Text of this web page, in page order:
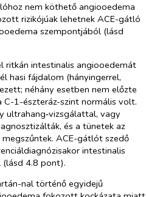
nem köthető angiooedema
rizikójúak lehetnek ACE-gátló
szempontjából (lásd
ritkán intestinalis angiooedemát
hasi fájdalom (hányingerrel,
néhány esetben nem előzte
C-1-észteráz-szint normális volt.
ultrahang‑vizsgálattal, vagy
és a tünetek az
ACE-gátlót szedő
intestinalis
(lásd 4.8 pont).
nal történő egyidejű